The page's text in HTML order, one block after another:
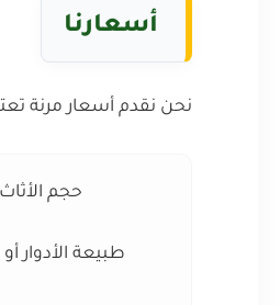
أسعارنا
نحن نقدم أسعار مرنة
حجم
طبيعة الأدوار